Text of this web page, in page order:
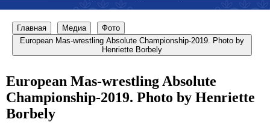
Главная Медиа
Фото
European Mas-wrestling Absolute Championship-2019. Photo by
Henriette Borbely
European Mas-wrestling Absolute
Championship-2019. Photo by Henriette
Borbely